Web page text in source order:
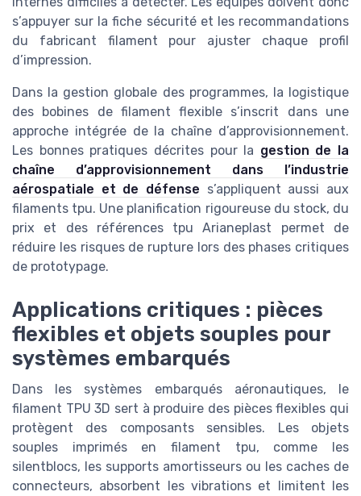
s’appuyer sur la fiche sécurité et les recommandations
du fabricant filament pour ajuster chaque profil
d’impression.
Dans la gestion globale des programmes, la logistique
des bobines de filament flexible s’inscrit dans une
approche intégrée de la chaîne d’approvisionnement.
Les bonnes pratiques décrites pour la gestion de la
chaîne d’approvisionnement dans l’industrie
aérospatiale et de défense s’appliquent aussi aux
filaments tpu. Une planification rigoureuse du stock, du
prix et des références tpu Arianeplast permet de
réduire les risques de rupture lors des phases critiques
de prototypage.
Applications critiques : pièces
flexibles et objets souples pour
systèmes embarqués
Dans les systèmes embarqués aéronautiques, le
filament TPU 3D sert à produire des pièces flexibles qui
protègent des composants sensibles. Les objets
souples imprimés en filament tpu, comme les
silentblocs, les supports amortisseurs ou les caches de
connecteurs, absorbent les vibrations et limitent les